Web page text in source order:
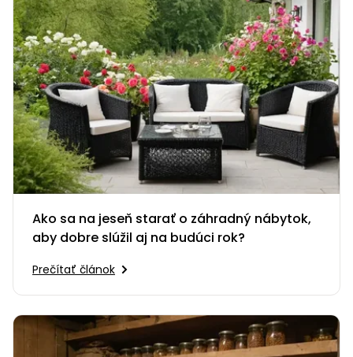
Ako sa na jeseň starať o záhradný nábytok,
aby dobre slúžil aj na budúci rok?
Prečítať článok